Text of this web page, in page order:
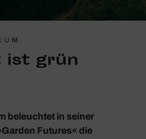
ist grün
beleuchtet in seiner
Futures« die